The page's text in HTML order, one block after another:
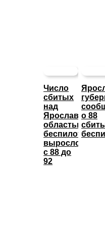
Число
сбитых
над
Ярославской
областью
выросло
с 88 до
92
о 88